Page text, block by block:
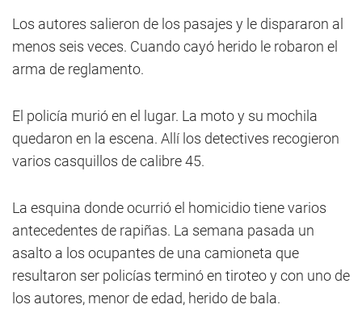
Los autores salieron de los pasajes y le dispararon al
menos seis veces. Cuando cayó herido le robaron el
arma de reglamento.
El policía murió en el lugar. La moto y su mochila
quedaron en la escena. Allí los detectives recogieron
varios casquillos de calibre 45.
La esquina donde ocurrió el homicidio tiene varios
antecedentes de rapiñas. La semana pasada un
asalto a los ocupantes de una camioneta que
resultaron ser policías terminó en tiroteo y con uno de
los autores, menor de edad, herido de bala.